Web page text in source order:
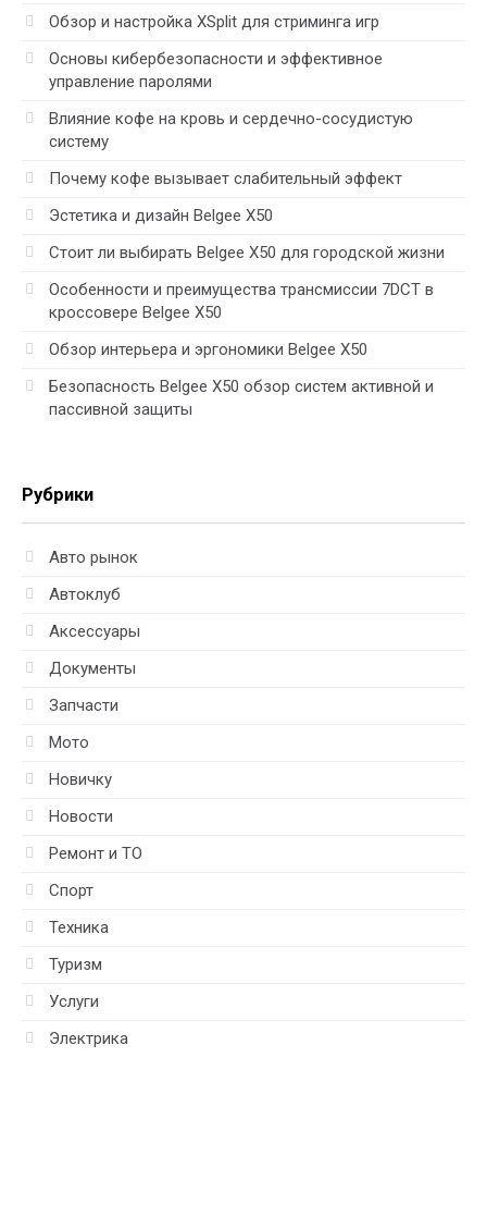
Обзор и настройка XSplit для стриминга игр
Основы кибербезопасности и эффективное
управление паролями
Влияние кофе на кровь и сердечно-сосудистую
систему
Почему кофе вызывает слабительный эффект
Эстетика и дизайн Belgee X50
Стоит ли выбирать Belgee X50 для городской жизни
Особенности и преимущества трансмиссии 7DCT в
кроссовере Belgee X50
Обзор интерьера и эргономики Belgee X50
Безопасность Belgee X50 обзор систем активной и
пассивной защиты
Рубрики
Авто рынок
Автоклуб
Аксессуары
Документы
Запчасти
Мото
Новичку
Новости
Ремонт и ТО
Спорт
Техника
Туризм
Услуги
Электрика